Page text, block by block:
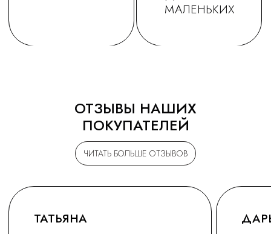
ЧИТАТЬ БОЛЬШЕ ОТЗЫВОВ
ОТЗЫВЫ НАШИХ
ПОКУПАТЕЛЕЙ